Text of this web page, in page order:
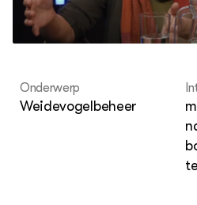
KENNISPORTAAL
Over ons
Onderwerp
Weidevogelbeheer